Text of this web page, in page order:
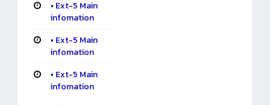
• Ext-5 Main
infomation
• Ext-5 Main
infomation
• Ext-5 Main
infomation